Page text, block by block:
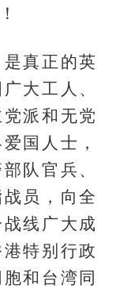
真正的英
大工人、
派和无党
国人士，
队官兵、
员，向全
线广大成
特别行政
和台湾同